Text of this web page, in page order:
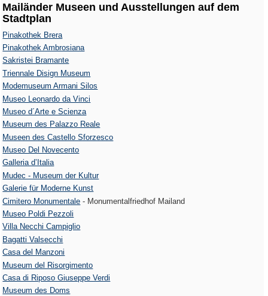
Mailänder Museen und Ausstellungen auf dem
Stadtplan
Pinakothek Brera
Pinakothek Ambrosiana
Sakristei Bramante
Triennale Disign Museum
Modemuseum Armani Silos
Museo Leonardo da Vinci
Museo d´Arte e Scienza
Museum des Palazzo Reale
Museen des Castello Sforzesco
Museo Del Novecento
Galleria d’Italia
Mudec - Museum der Kultur
Galerie für Moderne Kunst
Cimitero Monumentale - Monumentalfriedhof Mailand
Museo Poldi Pezzoli
Villa Necchi Campiglio
Bagatti Valsecchi
Casa del Manzoni
Museum del Risorgimento
Casa di Riposo Giuseppe Verdi
Museum des Doms